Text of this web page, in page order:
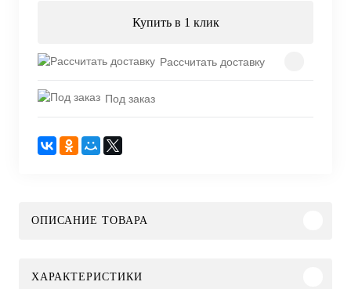
Купить в 1 клик
Рассчитать доставку
Под заказ
ОПИСАНИЕ ТОВАРА
ХАРАКТЕРИСТИКИ